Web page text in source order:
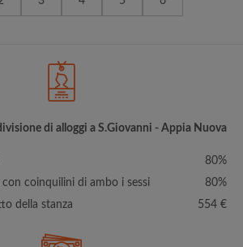
di alloggi a S.Giovanni - Appia Nuova
80%
coinquilini di ambo i sessi
80%
della stanza
554 €